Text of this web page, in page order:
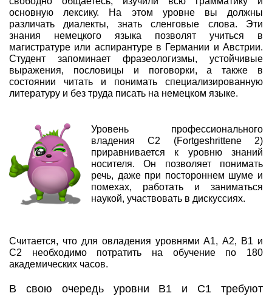
основную лексику. На этом уровне вы должны
различать диалекты, знать сленговые слова. Эти
знания немецкого языка позволят учиться в
магистратуре или аспирантуре в Германии и Австрии.
Студент запоминает фразеологизмы, устойчивые
выражения, пословицы и поговорки, а также в
состоянии читать и понимать специализированную
литературу и без труда писать на немецком языке.
Уровень профессионального
владения C2 (Fortgeshrittene 2)
приравнивается к уровню знаний
носителя. Он позволяет понимать
речь, даже при постороннем шуме и
помехах, работать и заниматься
наукой, участвовать в дискуссиях.
Считается, что для овладения уровнями А1, А2, В1 и
С2 необходимо потратить на обучение по 180
академических часов.
В свою очередь уровни В1 и С1 требуют